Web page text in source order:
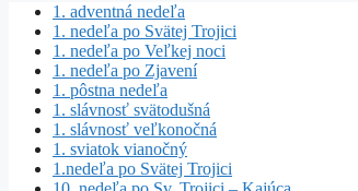
1. adventná nedeľa
1. nedeľa po Svätej Trojici
1. nedeľa po Veľkej noci
1. nedeľa po Zjavení
1. pôstna nedeľa
1. slávnosť svätodušná
1. slávnosť veľkonočná
1. sviatok vianočný
1.nedeľa po Svätej Trojici